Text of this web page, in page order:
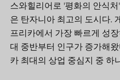
스와힐리어로 '평화의 안식
은 탄자니아 최고의 도시다.
프리카에서 가장 빠르게 성
대 중반부터 인구가 증가해
카 최대의 상업 중심지 중 하